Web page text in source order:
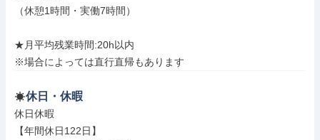
（休憩1時間・実働7時間）
★月平均残業時間:20h以内
※場合によっては直行直帰もあります
休日・休暇
休日休暇
【年間休日122日】